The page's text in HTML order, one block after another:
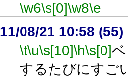
\w6\s[0]\w8\e
11/08/21 10:58 (55)
\t\u\s[10]\h\s[0]
するたびにすご